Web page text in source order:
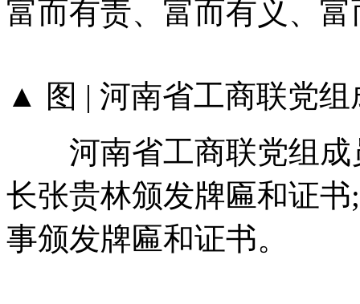
富而有责、富而有义、
▲ 图 | 河南省工商联党
河南省工商联党组成
长张贵林颁发牌匾和证
事颁发牌匾和证书。